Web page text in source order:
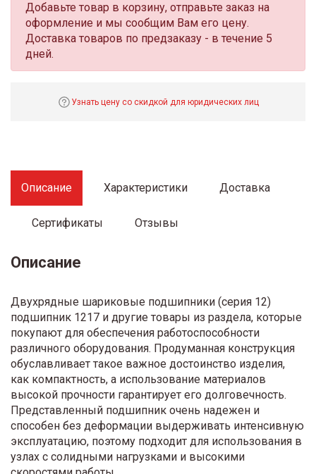
Добавьте товар в корзину, отправьте заказ на
оформление и мы сообщим Вам его цену.
Доставка товаров по предзаказу - в течение 5
дней.
Узнать цену со скидкой для юридических лиц
Описание Характеристики Доставка
Сертификаты Отзывы
Описание
Двухрядные шариковые подшипники (серия 12)
подшипник 1217 и другие товары из раздела, которые
покупают для обеспечения работоспособности
различного оборудования. Продуманная конструкция
обуславливает такое важное достоинство изделия,
как компактность, а использование материалов
высокой прочности гарантирует его долговечность.
Представленный подшипник очень надежен и
способен без деформации выдерживать интенсивную
эксплуатацию, поэтому подходит для использования в
узлах с солидными нагрузками и высокими